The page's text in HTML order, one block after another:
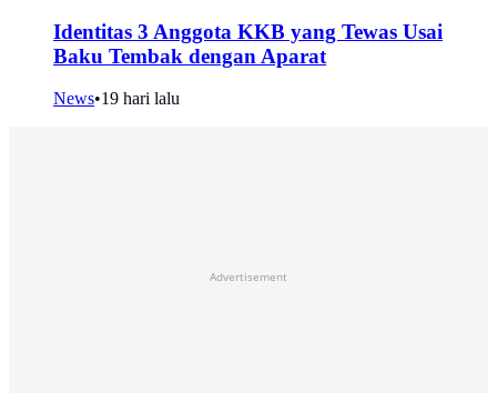
Identitas 3 Anggota KKB yang Tewas Usai
Baku Tembak dengan Aparat
News•19 hari lalu
Advertisement